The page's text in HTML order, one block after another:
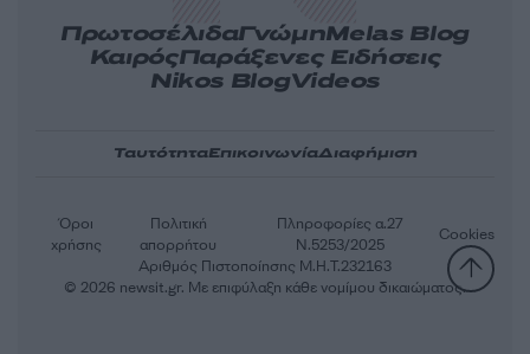
ΠρωτοσέλιδαΓνώμηMelas Blog
ΚαιρόςΠαράξενες Ειδήσεις
Nikos BlogVideos
ΤαυτότηταΕπικοινωνίαΔιαφήμιση
Αριθμός Πιστοποίησης Μ.Η.Τ.232163
Όροι
χρήσης
Πολιτική
απορρήτου
Πληροφορίες α.27
Ν.5253/2025
Cookies
© 2026 newsit.gr. Με επιφύλαξη κάθε νομίμου δικαιώματος.